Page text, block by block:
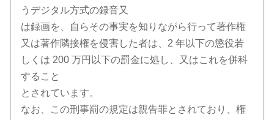
うデジタル方式の録音又
は録画を、自らその事実を知りながら行って著作権
又は著作隣接権を侵害した者は、2 年以下の懲役若
しくは 200 万円以下の罰金に処し、又はこれを併科
すること
とされています。
なお、この刑事罰の規定は親告罪とされており、権